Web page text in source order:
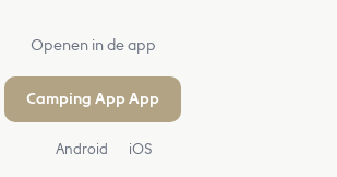
Openen in de app
Camping App App
Android iOS